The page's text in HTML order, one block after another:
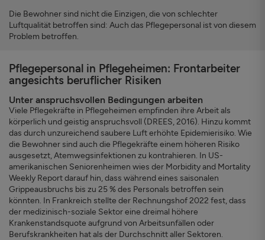
Die Bewohner sind nicht die Einzigen, die von schlechter
Luftqualität betroffen sind: Auch das Pflegepersonal ist von diesem
Problem betroffen.
Pflegepersonal in Pflegeheimen: Frontarbeiter
angesichts beruflicher Risiken
Unter anspruchsvollen Bedingungen arbeiten
Viele Pflegekräfte in Pflegeheimen empfinden ihre Arbeit als
körperlich und geistig anspruchsvoll (DREES, 2016). Hinzu kommt
das durch unzureichend saubere Luft erhöhte Epidemierisiko. Wie
die Bewohner sind auch die Pflegekräfte einem höheren Risiko
ausgesetzt, Atemwegsinfektionen zu kontrahieren. In US-
amerikanischen Seniorenheimen wies der Morbidity and Mortality
Weekly Report darauf hin, dass während eines saisonalen
Grippeausbruchs bis zu 25 % des Personals betroffen sein
könnten. In Frankreich stellte der Rechnungshof 2022 fest, dass
der medizinisch-soziale Sektor eine dreimal höhere
Krankenstandsquote aufgrund von Arbeitsunfällen oder
Berufskrankheiten hat als der Durchschnitt aller Sektoren.